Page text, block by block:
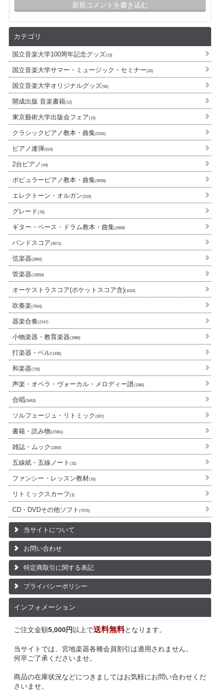
カテゴリ
国立音楽大学100周年記念グッズ(13)
国立音楽大学サマー・ミュージック・セミナー(20)
国立音楽大学オリジナルグッズ(50)
開成出版 音楽書籍(12)
東京藝術大学出版会フェア(13)
クラシックピアノ教本・曲集(5191)
ピアノ連弾(614)
2台ピアノ (44)
ポピュラーピアノ教本・曲集(9058)
エレクトーン・オルガン(519)
グレード(76)
ギター・ベース・ドラム教本・曲集(2669)
バンドスコア(4071)
弦楽器(2860)
管楽器(13659)
オーケストラスコア(ポケットスコア含)(1624)
吹奏楽(7934)
器楽合奏(2747)
小物楽器・教育楽器(1986)
打楽器・ベル(1336)
和楽器(726)
声楽・オペラ・ヴォーカル・メロディー譜(1386)
合唱(5463)
ソルフェージュ・リトミック (657)
書籍・読み物(27891)
雑誌・ムック (2350)
五線紙・五線ノート (31)
ファンシー・レッスン教材(16)
リトミックスカーフ(1)
CD・DVDその他ソフト (7576)
当サイトについて
お問い合わせ
特定商取引に関する表記
プライバシーポリシー
インフォメーション
ご注文金額5,000円 以上で送料無料となります。
当サイトでは、宮地楽器各種会員割引は適用されません。
何卒ご了承くださいませ。
商品の在庫状況などにつきましてはお気軽にお問い合わせくだ
さいませ。
新規コメントを書き込む